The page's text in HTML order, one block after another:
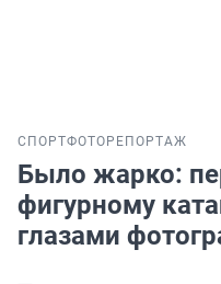
СПОРТФОТОРЕПОРТАЖ
Было жарко:
фигурному
глазами